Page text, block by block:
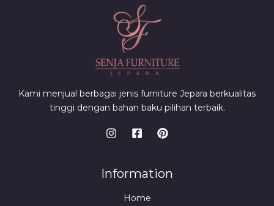
Kami menjual berbagai jenis furniture Jepara berkualitas
tinggi dengan bahan baku pilihan terbaik.
Information
Home